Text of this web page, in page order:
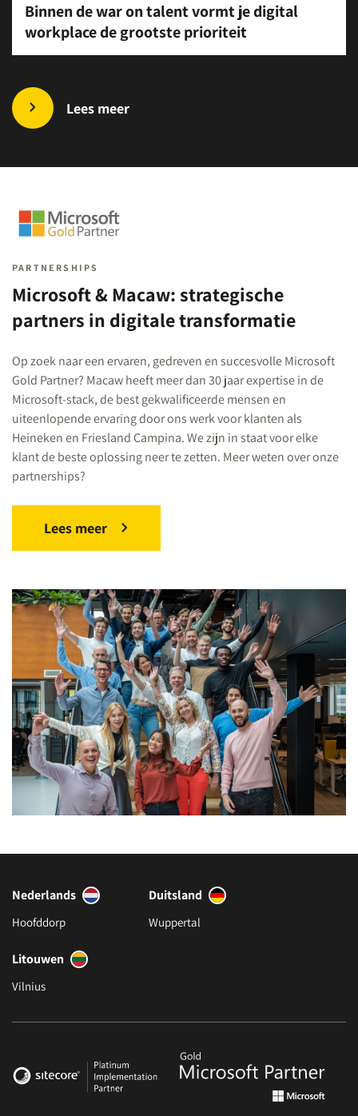
Binnen de war on talent vormt je digital
workplace de grootste prioriteit
Lees meer
PARTNERSHIPS
Microsoft & Macaw: strategische
partners in digitale transformatie
Op zoek naar een ervaren, gedreven en succesvolle Microsoft
Gold Partner? Macaw heeft meer dan 30 jaar expertise in de
Microsoft-stack, de best gekwalificeerde mensen en
uiteenlopende ervaring door ons werk voor klanten als
Heineken en Friesland Campina. We zijn in staat voor elke
klant de beste oplossing neer te zetten. Meer weten over onze
partnerships?
Lees meer
Nederlands
Hoofddorp
Duitsland
Wuppertal
Litouwen
Vilnius